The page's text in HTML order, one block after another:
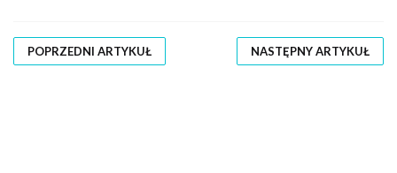
POPRZEDNI ARTYKUŁ NASTĘPNY ARTYKUŁ